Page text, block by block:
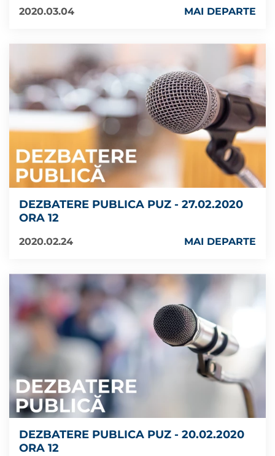
2020.03.04 MAI DEPARTE
DEZBATERE PUBLICA PUZ - 27.02.2020
ORA 12
2020.02.24 MAI DEPARTE
DEZBATERE PUBLICA PUZ - 20.02.2020
ORA 12